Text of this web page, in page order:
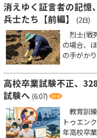
消えゆく証言者の記憶
兵士たち【前編】
(2日)
烈士(戦
の場合、
の手がか
高校卒業試験不正、
試験へ (6:07)
教育訓
トゥエン
年高校卒